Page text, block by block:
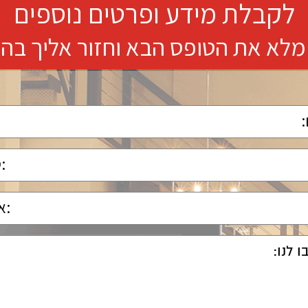
לקבלת מידע ופרטים נוספים
את הטופס הבא וחזור אליך